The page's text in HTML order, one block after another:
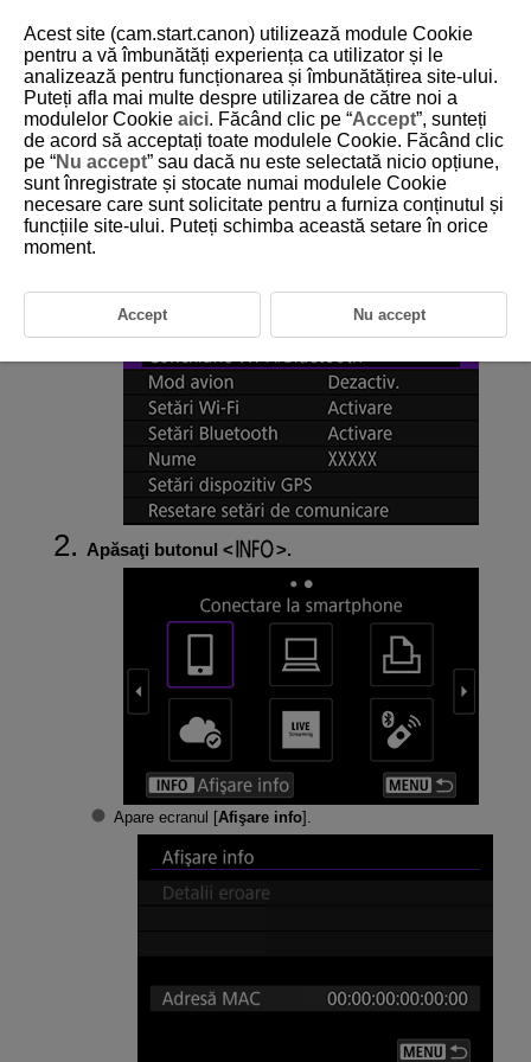
D180-190
Ecranul Afişare info
Puteţi verifica detalii despre erori şi adresa MAC a aparatului.
Apăsaţi butonul .
Apare ecranul [Afişare info].
Acest site (cam.start.canon) utilizează module Cookie
pentru a vă îmbunătăți experiența ca utilizator și le
analizează pentru funcționarea și îmbunătățirea site-ului.
Puteți afla mai multe despre utilizarea de către noi a
modulelor Cookie aici. Făcând clic pe “Accept”, sunteți
de acord să acceptați toate modulele Cookie. Făcând clic
pe “Nu accept” sau dacă nu este selectată nicio opțiune,
sunt înregistrate și stocate numai modulele Cookie
necesare care sunt solicitate pentru a furniza conținutul și
funcțiile site-ului. Puteți schimba această setare în orice
moment.
Accept Nu accept